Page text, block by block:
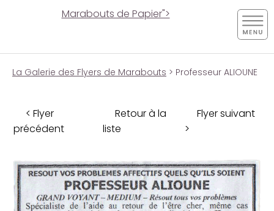
Marabouts de Papier">
La Galerie des Flyers de Marabouts > Professeur ALIOUNE
< Flyer
précédent
Retour à la
liste
Flyer suivant
>